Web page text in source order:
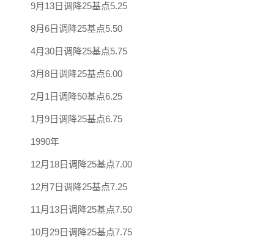
9月13日调降25基点5.25
8月6日调降25基点5.50
4月30日调降25基点5.75
3月8日调降25基点6.00
2月1日调降50基点6.25
1月9日调降25基点6.75
1990年
12月18日调降25基点7.00
12月7日调降25基点7.25
11月13日调降25基点7.50
10月29日调降25基点7.75